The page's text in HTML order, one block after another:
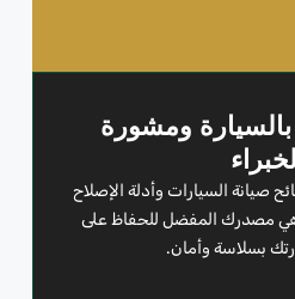
بالسيارة ومشورة
صيانة السيارات وأدلة الإصلاح
هي مصدرك المفضل للحفاظ على
بسلاسة وأمان.